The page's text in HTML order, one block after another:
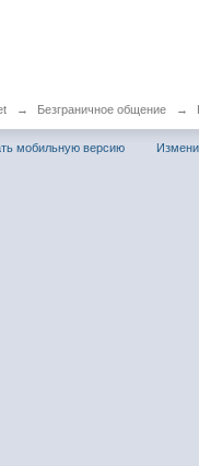
→ Безграничное общение →
мобильную версию